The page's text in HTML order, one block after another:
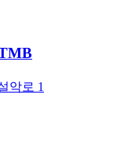
악로 1